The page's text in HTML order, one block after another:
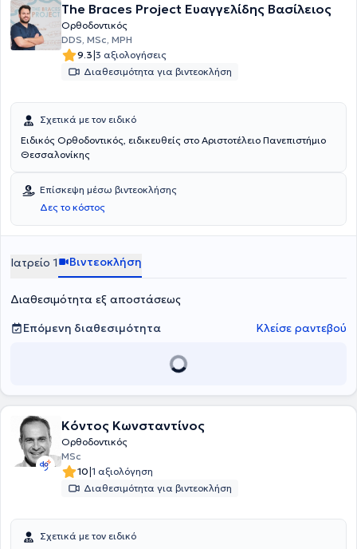
The Braces Project Ευαγγελίδης Βασίλειος
Ορθοδοντικός
DDS, MSc, MPH
9.3|3 αξιολογήσεις
Διαθεσιμότητα για βιντεοκλήση
Σχετικά με τον ειδικό
Ειδικός Ορθοδοντικός, ειδικευθείς στο Αριστοτέλειο Πανεπιστήμιο
Θεσσαλονίκης
Επίσκεψη μέσω βιντεοκλήσης
Δες το κόστος
Ιατρείο 1 Βιντεοκλήση
Διαθεσιμότητα εξ αποστάσεως
Επόμενη διαθεσιμότητα
Κλείσε ραντεβού
Κόντος Κωνσταντίνος
Ορθοδοντικός
MSc
10|1 αξιολόγηση
Διαθεσιμότητα για βιντεοκλήση
Σχετικά με τον ειδικό